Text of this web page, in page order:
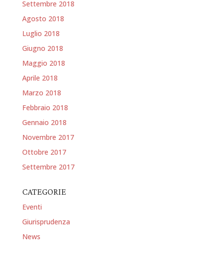
Settembre 2018
Agosto 2018
Luglio 2018
Giugno 2018
Maggio 2018
Aprile 2018
Marzo 2018
Febbraio 2018
Gennaio 2018
Novembre 2017
Ottobre 2017
Settembre 2017
CATEGORIE
Eventi
Giurisprudenza
News